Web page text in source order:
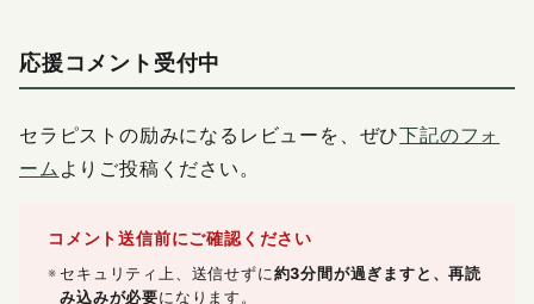
応援コメント受付中
セラピストの励みになるレビューを、ぜひ下記のフォ
ーム よりご投稿ください。
コメント送信前にご確認ください
セキュリティ上、送信せずに 約3分間が過ぎますと、再読
み込みが必要になります。